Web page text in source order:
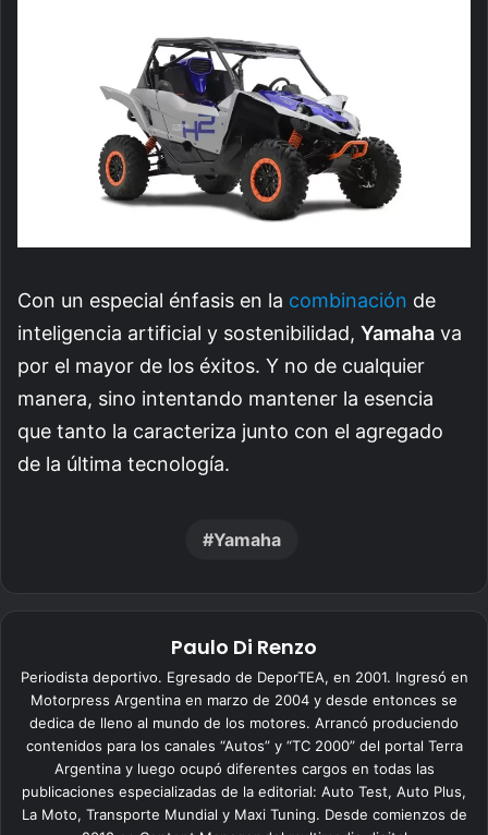
Con un especial énfasis en la combinación de
inteligencia artificial y sostenibilidad, Yamaha va
por el mayor de los éxitos. Y no de cualquier
manera, sino intentando mantener la esencia
que tanto la caracteriza junto con el agregado
de la última tecnología.
Yamaha
Paulo Di Renzo
Periodista deportivo. Egresado de DeporTEA, en 2001. Ingresó en
Motorpress Argentina en marzo de 2004 y desde entonces se
dedica de lleno al mundo de los motores. Arrancó produciendo
contenidos para los canales “Autos” y “TC 2000” del portal Terra
Argentina y luego ocupó diferentes cargos en todas las
publicaciones especializadas de la editorial: Auto Test, Auto Plus,
La Moto, Transporte Mundial y Maxi Tuning. Desde comienzos de